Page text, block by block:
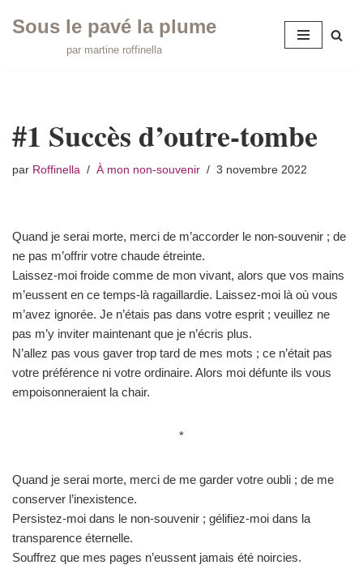
Sous le pavé la plume
par martine roffinella
#1 Succès d’outre-tombe
par Roffinella À mon non-souvenir 3 novembre 2022
Quand je serai morte, merci de m’accorder le non-souvenir ; de
ne pas m’offrir votre chaude étreinte.
Laissez-moi froide comme de mon vivant, alors que vos mains
m’eussent en ce temps-là ragaillardie. Laissez-moi là où vous
m’avez ignorée. Je n’étais pas dans votre esprit ; veuillez ne
pas m’y inviter maintenant que je n’écris plus.
N’allez pas vous gaver trop tard de mes mots ; ce n’était pas
votre préférence ni votre ordinaire. Alors moi défunte ils vous
empoisonneraient la chair.
*
Quand je serai morte, merci de me garder votre oubli ; de me
conserver l’inexistence.
Persistez-moi dans le non-souvenir ; gélifiez-moi dans la
transparence éternelle.
Souffrez que mes pages n’eussent jamais été noircies.